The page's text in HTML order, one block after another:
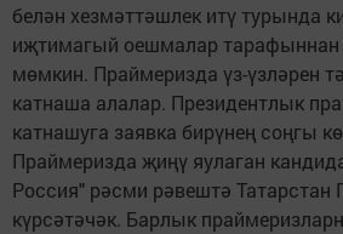
белән хезмәттәшлек итү турында
иҗтимагый оешмалар тарафыннан
мөмкин. Праймеризда үз-үзләрен
катнаша алалар. Президентлык
катнашуга заявка бирүнең соңгы
Праймеризда җиңү яулаган
Россия" рәсми рәвештә Татарстан
күрсәтәчәк. Барлык